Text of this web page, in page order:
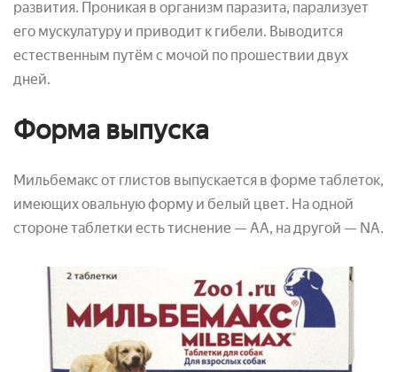
развития. Проникая в организм паразита, парализует
его мускулатуру и приводит к гибели. Выводится
естественным путём с мочой по прошествии двух
дней.
Форма выпуска
Мильбемакс от глистов выпускается в форме таблеток,
имеющих овальную форму и белый цвет. На одной
стороне таблетки есть тиснение — АА, на другой — NA.